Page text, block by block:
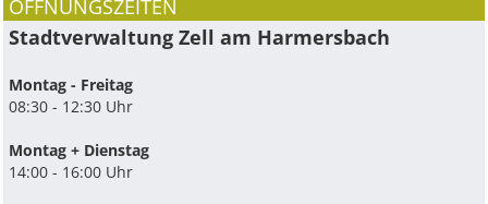
ÖFFNUNGSZEITEN
Stadtverwaltung Zell am Harmersbach
Montag - Freitag
08:30 - 12:30 Uhr
Montag + Dienstag
14:00 - 16:00 Uhr